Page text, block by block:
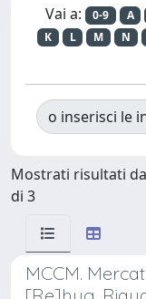
Vai a: 0-9 A
K
L M N
o inserisci le
Mostrati risultati
di 3
MCCM.